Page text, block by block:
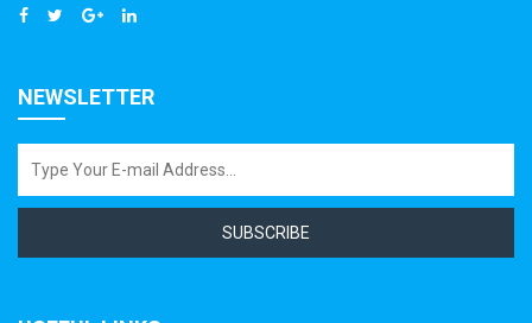
NEWSLETTER
SUBSCRIBE